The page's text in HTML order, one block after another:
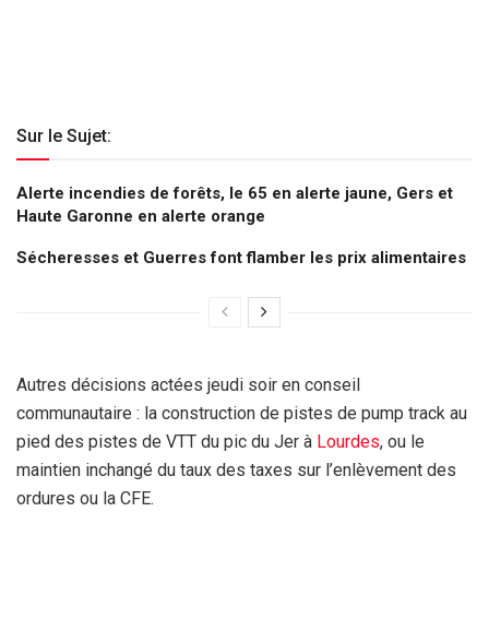
Sur le Sujet:
Alerte incendies de forêts, le 65 en alerte jaune, Gers et
Haute Garonne en alerte orange
Sécheresses et Guerres font flamber les prix alimentaires
Autres décisions actées jeudi soir en conseil
communautaire : la construction de pistes de pump track au
pied des pistes de VTT du pic du Jer à Lourdes, ou le
maintien inchangé du taux des taxes sur l’enlèvement des
ordures ou la CFE.